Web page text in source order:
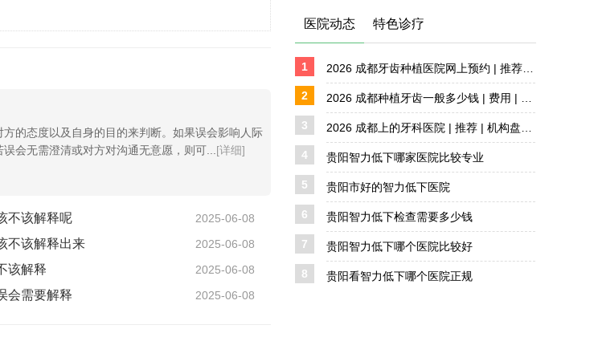
的态度以及自身的目的来判断。如果误会影响人际
会无需澄清或对方对沟通无意愿，则可... [详细]
不该解释呢 2025-06-08
不该解释出来 2025-06-08
该解释 2025-06-08
会需要解释 2025-06-08
医院动态 特色诊疗
1
2
3
4 贵阳智力低下哪家医院比较专业
5 贵阳市好的智力低下医院
6 贵阳智力低下检查需要多少钱
7 贵阳智力低下哪个医院比较好
8 贵阳看智力低下哪个医院正规